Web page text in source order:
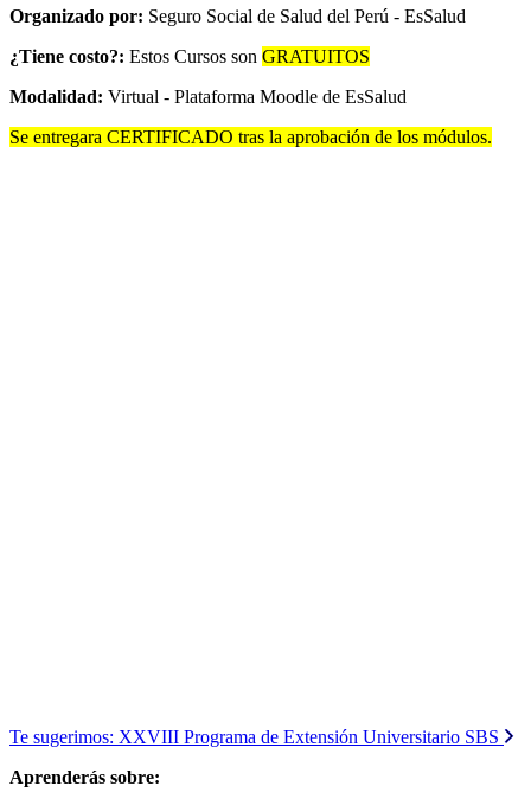
Organizado por: Seguro Social de Salud del Perú - EsSalud
¿Tiene costo?: Estos Cursos son GRATUITOS
Modalidad: Virtual - Plataforma Moodle de EsSalud
Se entregara CERTIFICADO tras la aprobación de los módulos.
Te sugerimos: XXVIII Programa de Extensión Universitario SBS
Aprenderás sobre: